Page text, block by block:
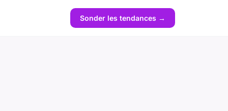
Sonder les tendances →